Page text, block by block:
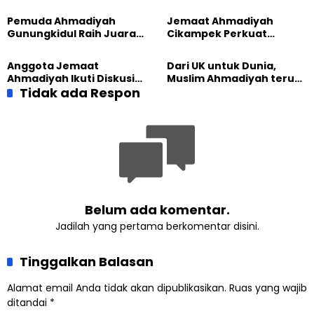
Sambut HUT RI ke-81
Generasi Unggul
Pemuda Ahmadiyah
Gunungkidul Raih Juara
Jemaat Ahmadiyah
Cikampek Perkuat
Lewat Pengajian
Gabungan
Anggota Jemaat
Ahmadiyah Ikuti Diskusi
Pluralisme di Yogyakarta
Dari UK untuk Dunia,
Muslim Ahmadiyah terus
Tidak ada Respon
Belum ada komentar.
Jadilah yang pertama berkomentar disini.
Tinggalkan Balasan
Alamat email Anda tidak akan dipublikasikan. Ruas yang wajib
ditandai *